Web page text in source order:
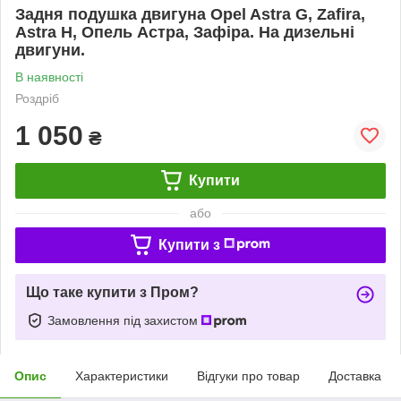
Задня подушка двигуна Opel Astra G, Zafira,
Astra H, Опель Астра, Зафіра. На дизельні
двигуни.
В наявності
Роздріб
1 050 ₴
Купити
або
Купити з
Що таке купити з Пром?
Замовлення під захистом
Опис Характеристики Відгуки про товар Доставка